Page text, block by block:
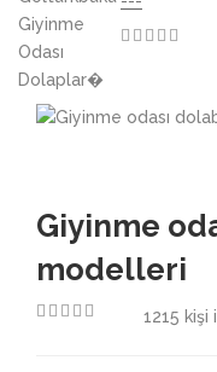
Giyinme
modelleri
1215 kişi